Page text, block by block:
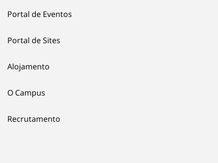
Portal de Eventos
Portal de Sites
Alojamento
O Campus
Recrutamento